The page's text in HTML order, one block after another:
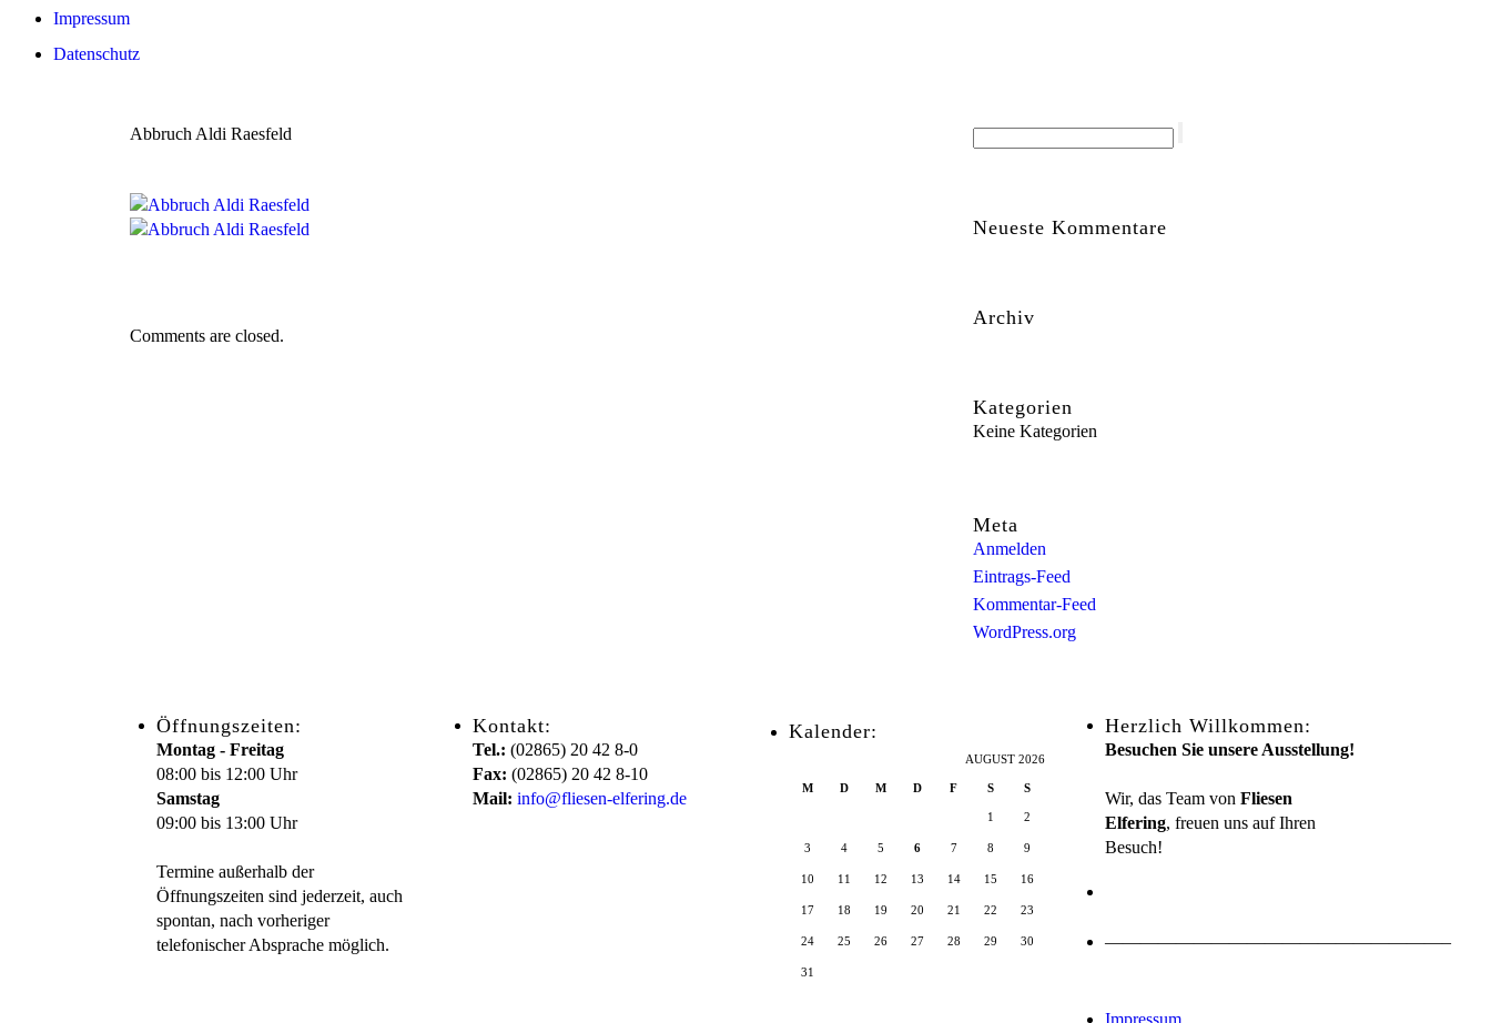
Impressum
Datenschutz
Abbruch Aldi Raesfeld
Comments are closed.
Neueste Kommentare
Archiv
Kategorien
Keine Kategorien
Meta
Anmelden
Eintrags-Feed
Kommentar-Feed
WordPress.org
Öffnungszeiten:
Montag - Freitag
08:00 bis 12:00 Uhr
Samstag
09:00 bis 13:00 Uhr
Termine außerhalb der
Öffnungszeiten sind jederzeit, auch
spontan, nach vorheriger
telefonischer Absprache möglich.
Kontakt:
Tel.: (02865) 20 42 8-0
Fax: (02865) 20 42 8-10
Mail: info@fliesen-elfering.de
Kalender:
AUGUST 2026
M D M D F S S
1 2
3 4 5 6 7 8 9
10 11 12 13 14 15 16
17 18 19 20 21 22 23
24 25 26 27 28 29 30
31
Herzlich Willkommen:
Besuchen Sie unsere Ausstellung!
Wir, das Team von Fliesen
Elfering, freuen uns auf Ihren
Besuch!
———————————————————–
Impressum